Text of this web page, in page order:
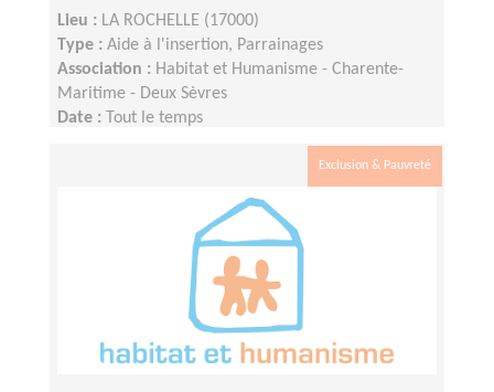
Lieu : LA ROCHELLE (17000)
Type : Aide à l'insertion, Parrainages
Association : Habitat et Humanisme - Charente-
Maritime - Deux Sèvres
Date :
Tout le temps
En moyenne 1 à 2 jours
Exclusion & Pauvreté